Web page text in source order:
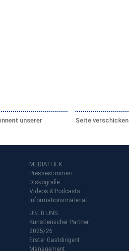
unserer
Seite verschicken
MEDIATHEK
Pressestimmen
Diskografie
Videos & Podcasts
Informationsmaterial
ÜBER UNS
Künstlerischer Partner
2025/26
Erster Gastdirigent
Management